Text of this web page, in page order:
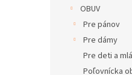
OBUV
Pre pánov
Pre dámy
Pre deti a
Poľovnícka